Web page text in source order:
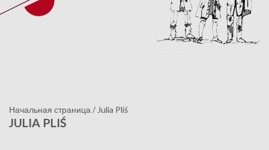
Начальная страница / Julia Pliś
JULIA PLIŚ